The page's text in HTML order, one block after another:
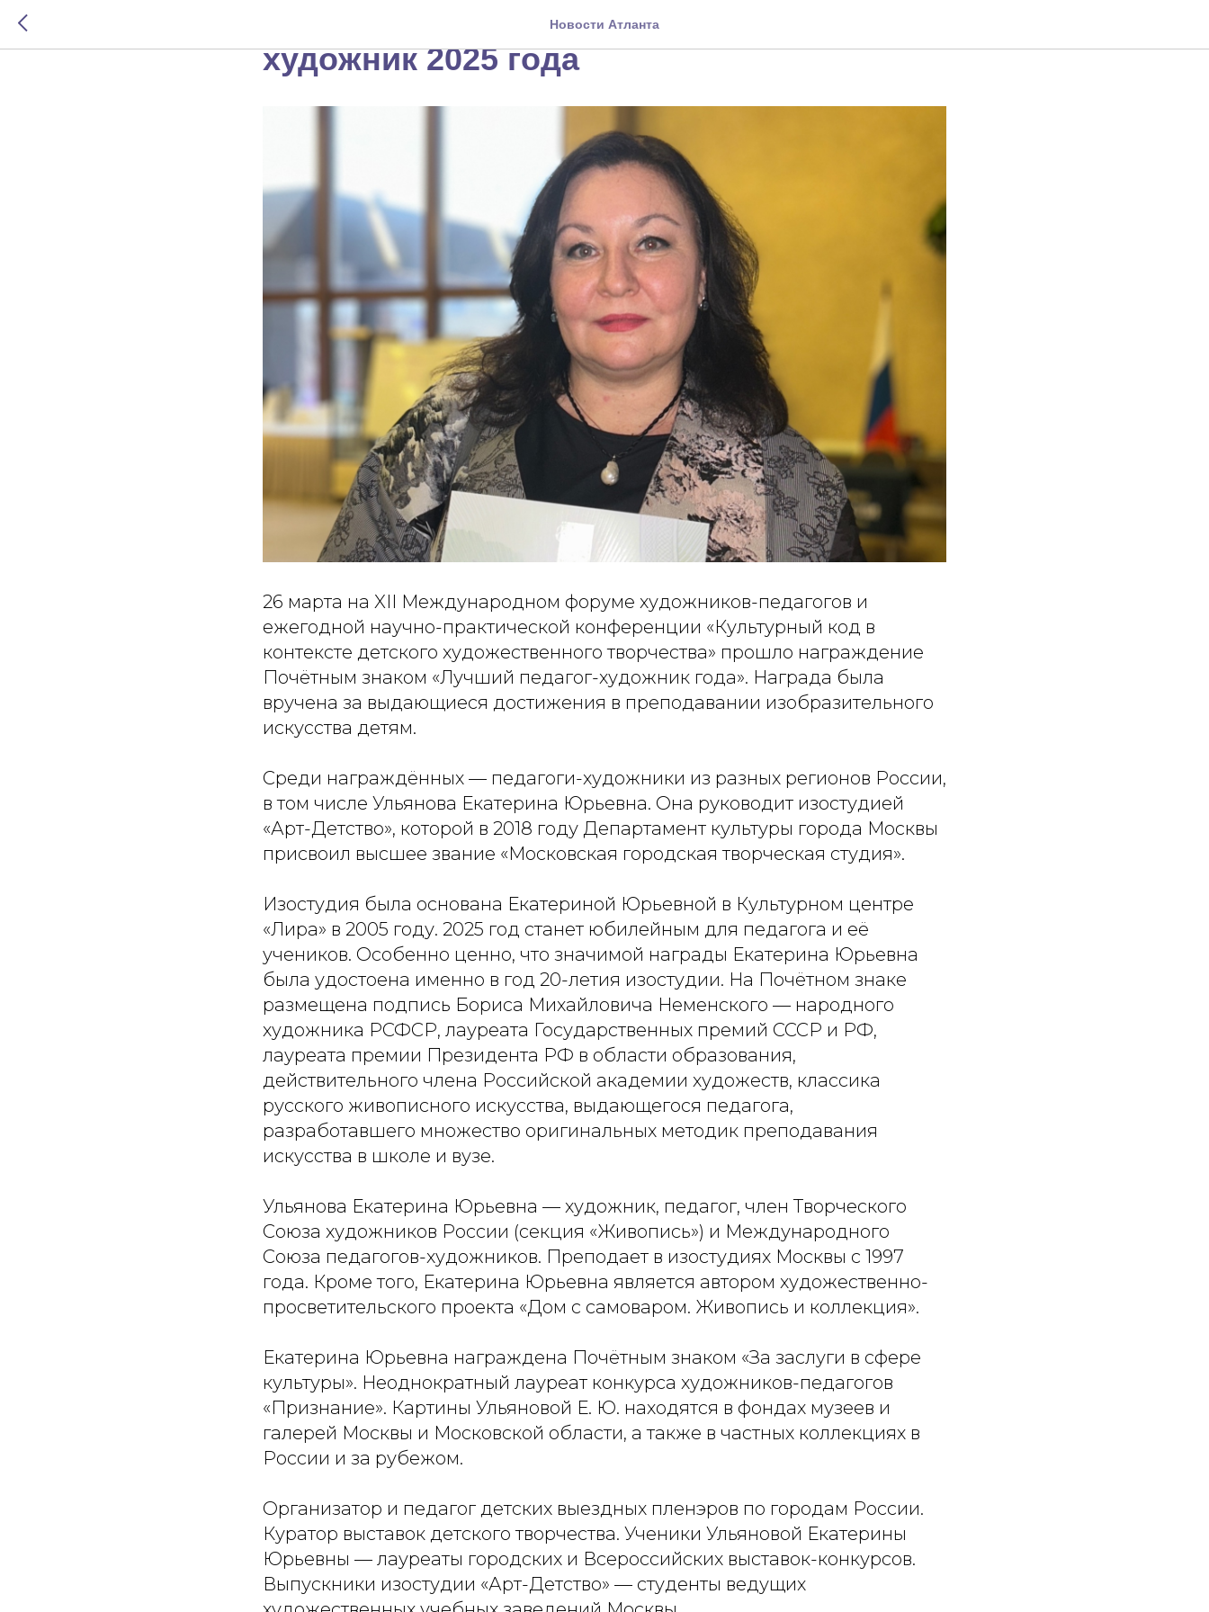
Новости Атланта
Екатерина Ульянова - лучший педагог-
художник 2025 года
26 марта на XII Международном форуме художников-педагогов и
ежегодной научно-практической конференции «Культурный код в
контексте детского художественного творчества» прошло награждение
Почётным знаком «Лучший педагог-художник года». Награда была
вручена за выдающиеся достижения в преподавании изобразительного
искусства детям.
Среди награждённых — педагоги-художники из разных регионов России,
в том числе Ульянова Екатерина Юрьевна. Она руководит изостудией
«Арт-Детство», которой в 2018 году Департамент культуры города Москвы
присвоил высшее звание «Московская городская творческая студия».
Изостудия была основана Екатериной Юрьевной в Культурном центре
«Лира» в 2005 году. 2025 год станет юбилейным для педагога и её
учеников. Особенно ценно, что значимой награды Екатерина Юрьевна
была удостоена именно в год 20-летия изостудии. На Почётном знаке
размещена подпись Бориса Михайловича Неменского — народного
художника РСФСР, лауреата Государственных премий СССР и РФ,
лауреата премии Президента РФ в области образования,
действительного члена Российской академии художеств, классика
русского живописного искусства, выдающегося педагога,
разработавшего множество оригинальных методик преподавания
искусства в школе и вузе.
Ульянова Екатерина Юрьевна — художник, педагог, член Творческого
Союза художников России (секция «Живопись») и Международного
Союза педагогов-художников. Преподает в изостудиях Москвы с 1997
года. Кроме того, Екатерина Юрьевна является автором художественно-
просветительского проекта «Дом с самоваром. Живопись и коллекция».
Екатерина Юрьевна награждена Почётным знаком «За заслуги в сфере
культуры». Неоднократный лауреат конкурса художников-педагогов
«Признание». Картины Ульяновой Е. Ю. находятся в фондах музеев и
галерей Москвы и Московской области, а также в частных коллекциях в
России и за рубежом.
Организатор и педагог детских выездных пленэров по городам России.
Куратор выставок детского творчества. Ученики Ульяновой Екатерины
Юрьевны — лауреаты городских и Всероссийских выставок-конкурсов.
Выпускники изостудии «Арт-Детство» — студенты ведущих